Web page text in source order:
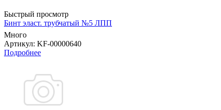
Быстрый просмотр
Бинт эласт. трубчатый №5 ЛПП
Много
Артикул: KF-00000640
Подробнее